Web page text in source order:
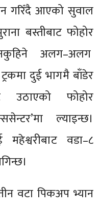
गरिँदै आएको सुवाल
बस्तीबाट फोहोर
अलग–अलग
दुई भागमै बाँडेर
उठाएको फोहोर
ल्याइन्छ।
वडा–८
वटा पिकअप भ्यान